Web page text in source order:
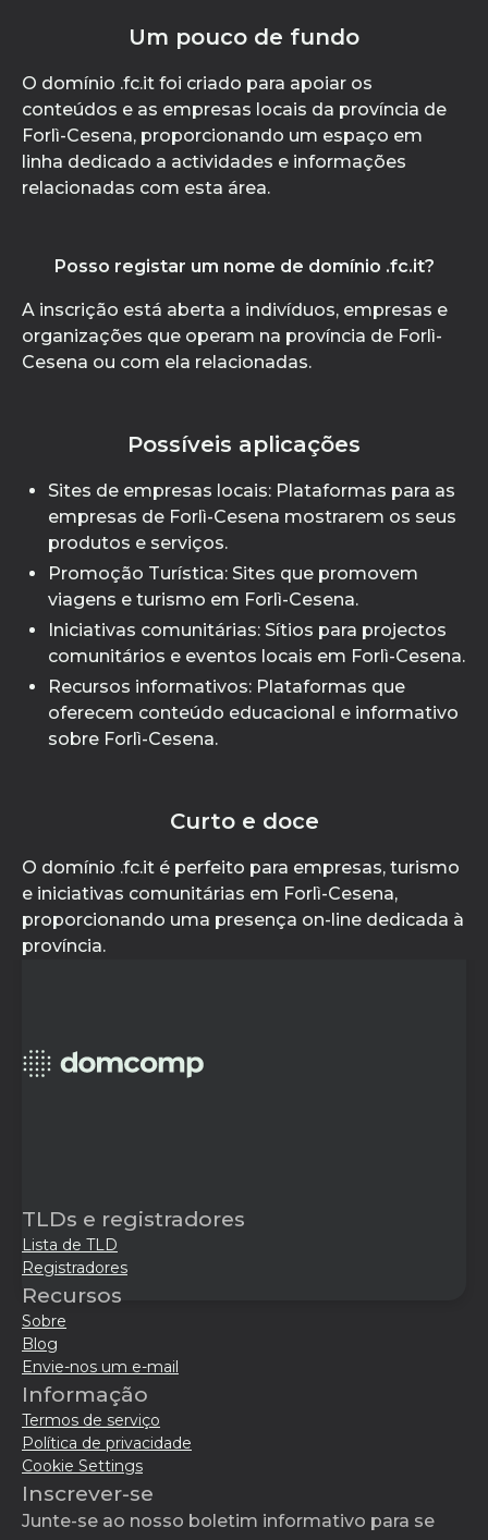
Um pouco de fundo
O domínio .fc.it foi criado para apoiar os
conteúdos e as empresas locais da província de
Forlì-Cesena, proporcionando um espaço em
linha dedicado a actividades e informações
relacionadas com esta área.
Posso registar um nome de domínio .fc.it?
A inscrição está aberta a indivíduos, empresas e
organizações que operam na província de Forlì-
Cesena ou com ela relacionadas.
Possíveis aplicações
Sites de empresas locais: Plataformas para as
empresas de Forlì-Cesena mostrarem os seus
produtos e serviços.
Promoção Turística: Sites que promovem
viagens e turismo em Forlì-Cesena.
Iniciativas comunitárias: Sítios para projectos
comunitários e eventos locais em Forlì-Cesena.
Recursos informativos: Plataformas que
oferecem conteúdo educacional e informativo
sobre Forlì-Cesena.
Curto e doce
O domínio .fc.it é perfeito para empresas, turismo
e iniciativas comunitárias em Forlì-Cesena,
proporcionando uma presença on-line dedicada à
província.
TLDs e registradores
Lista de TLD
Registradores
Recursos
Sobre
Blog
Envie-nos um e-mail
Informação
Termos de serviço
Política de privacidade
Cookie Settings
Inscrever-se
Junte-se ao nosso boletim informativo para se